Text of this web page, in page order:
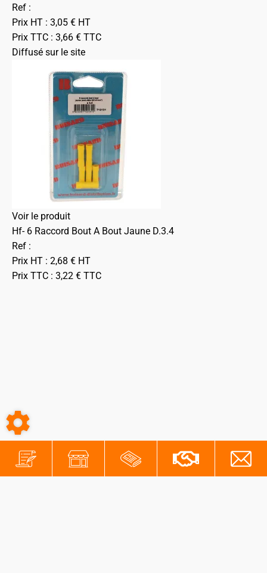
Ref :
Prix HT : 3,05 € HT
Prix TTC : 3,66 € TTC
Diffusé sur le site
Voir le produit
Hf- 6 Raccord Bout A Bout Jaune D.3.4
Ref :
Prix HT : 2,68 € HT
Prix TTC : 3,22 € TTC